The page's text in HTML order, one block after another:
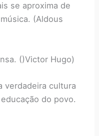
se aproxima de
(Aldous
()Victor Hugo)
verdadeira cultura
do povo.